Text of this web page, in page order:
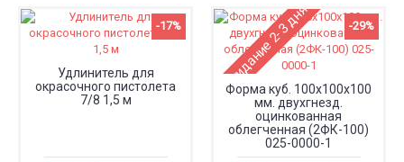
-17%
Удлинитель для
окрасочного пистолета
7/8 1,5 м
-29%
Ожидание 2-3 дня
Форма куб. 100х100х100
мм. двухгнезд.
оцинкованная
облегченная (2ФК-100)
025-0000-1